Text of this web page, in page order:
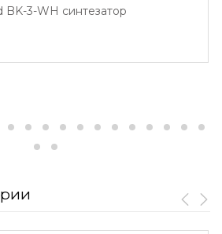
BK-3-WH синтезатор